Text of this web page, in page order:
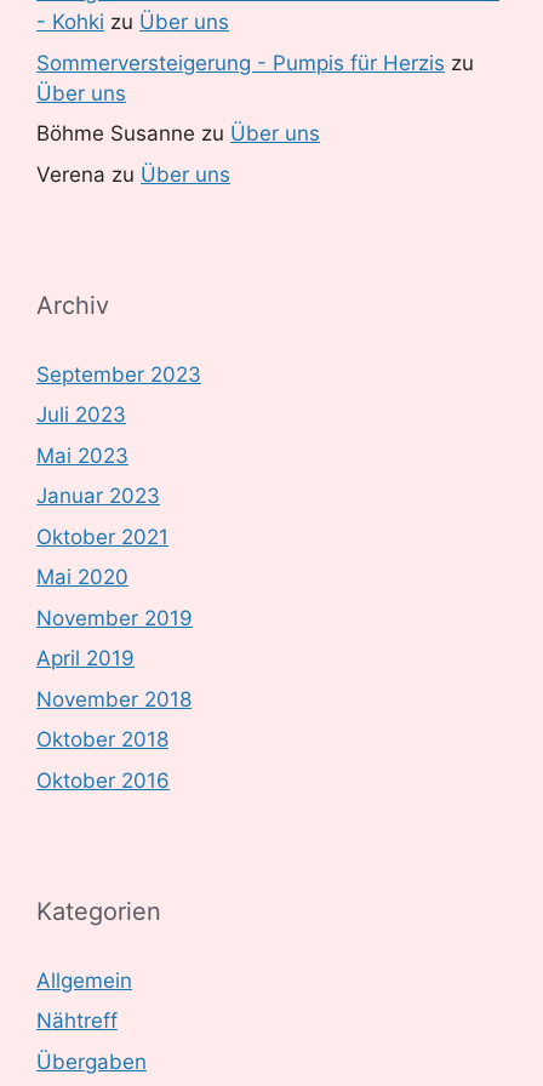
- Kohki zu Über uns
Sommerversteigerung - Pumpis für Herzis zu
Über uns
Böhme Susanne zu Über uns
Verena zu Über uns
Archiv
September 2023
Juli 2023
Mai 2023
Januar 2023
Oktober 2021
Mai 2020
November 2019
April 2019
November 2018
Oktober 2018
Oktober 2016
Kategorien
Allgemein
Nähtreff
Übergaben